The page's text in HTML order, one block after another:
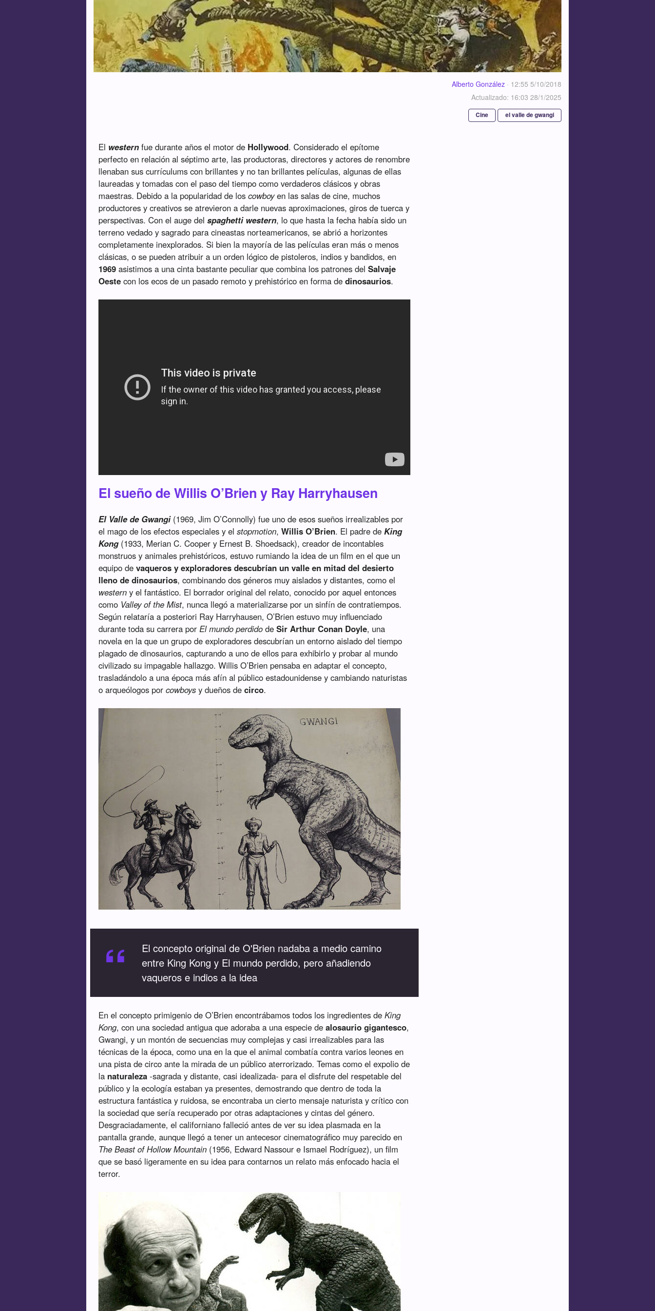
Alberto González · 12:55 5/10/2018
Actualizado: 16:03 28/1/2025
Cine el valle de gwangi
El western fue durante años el motor de Hollywood. Considerado el epítome
perfecto en relación al séptimo arte, las productoras, directores y actores de renombre
llenaban sus currículums con brillantes y no tan brillantes películas, algunas de ellas
laureadas y tomadas con el paso del tiempo como verdaderos clásicos y obras
maestras. Debido a la popularidad de loscowboyen las salas de cine, muchos
productores y creativos se atrevieron a darle nuevas aproximaciones, giros de tuerca y
perspectivas. Con el auge delspaghetti western, lo que hasta la fecha había sido un
terreno vedado y sagrado para cineastas norteamericanos, se abrió a horizontes
completamente inexplorados. Si bien la mayoría de las películas eran más o menos
clásicas, o se pueden atribuir a un orden lógico de pistoleros, indios y bandidos, en
1969 asistimos a una cinta bastante peculiar que combina los patrones delSalvaje
Oeste con los ecos de un pasado remoto y prehistórico en forma dedinosaurios.
El sueño de Willis O’Brien y Ray Harryhausen
El Valle de Gwangi(1969, Jim O’Connolly) fue uno de esos sueños irrealizables por
el mago de los efectos especiales y elstopmotion,Willis O’Brien. El padre deKing
Kong(1933, Merian C. Cooper y Ernest B. Shoedsack), creador de incontables
monstruos y animales prehistóricos, estuvo rumiando la idea de un film en el que un
equipo devaqueros y exploradores descubrían un valle en mitad del desierto
lleno de dinosaurios, combinando dos géneros muy aislados y distantes, como el
western y el fantástico. El borrador original del relato, conocido por aquel entonces
como Valley of the Mist, nunca llegó a materializarse por un sinfín de contratiempos.
Según relataría a posteriori Ray Harryhausen, O’Brien estuvo muy influenciado
durante toda su carrera porEl mundo perdido deSir Arthur Conan Doyle, una
novela en la que un grupo de exploradores descubrían un entorno aislado del tiempo
plagado de dinosaurios, capturando a uno de ellos para exhibirlo y probar al mundo
civilizado su impagable hallazgo. Willis O’Brien pensaba en adaptar el concepto,
trasladándolo a una época más afín al público estadounidense y cambiando naturistas
o arqueólogos porcowboys y dueños decirco.
“
El concepto original de O'Brien nadaba a medio camino
entre King Kong y El mundo perdido, pero añadiendo
vaqueros e indios a la idea
En el concepto primigenio de O’Brien encontrábamos todos los ingredientes deKing
Kong, con una sociedad antigua que adoraba a una especie dealosaurio gigantesco,
Gwangi, y un montón de secuencias muy complejas y casi irrealizables para las
técnicas de la época, como una en la que el animal combatía contra varios leones en
una pista de circo ante la mirada de un público aterrorizado. Temas como el expolio de
la naturaleza -sagrada y distante, casi idealizada- para el disfrute del respetable del
público y la ecología estaban ya presentes, demostrando que dentro de toda la
estructura fantástica y ruidosa, se encontraba un cierto mensaje naturista y crítico con
la sociedad que sería recuperado por otras adaptaciones y cintas del género.
Desgraciadamente, el californiano falleció antes de ver su idea plasmada en la
pantalla grande, aunque llegó a tener un antecesor cinematográfico muy parecido en
The Beast of Hollow Mountain (1956, Edward Nassour e Ismael Rodríguez), un film
que se basó ligeramente en su idea para contarnos un relato más enfocado hacia el
terror.